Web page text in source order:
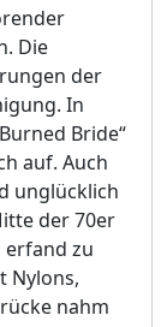
Die
der
In
Bride“
auf. Auch
unglücklich
der 70er
erfand zu
Nylons,
nahm